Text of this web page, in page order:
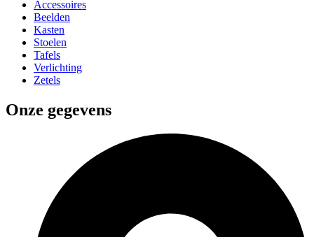
Accessoires
Beelden
Kasten
Stoelen
Tafels
Verlichting
Zetels
Onze gegevens